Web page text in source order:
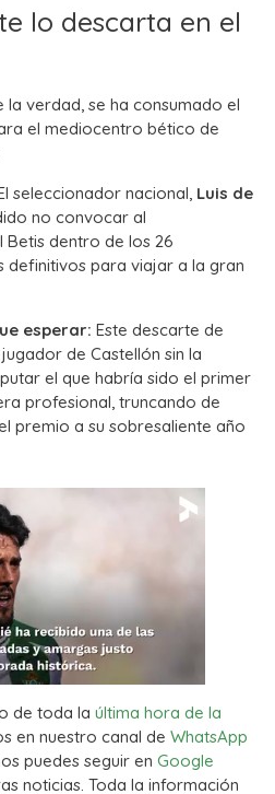
lo descarta en el
verdad, se ha consumado el
el mediocentro bético de
seleccionador nacional, Luis de
no convocar al
dentro de los 26
definitivos para viajar a la gran
esperar: Este descarte de
de Castellón sin la
el que habría sido el primer
profesional, truncando de
premio a su sobresaliente año
de toda la última hora de la
en nuestro canal de WhatsApp
puedes seguir en Google
noticias. Toda la información